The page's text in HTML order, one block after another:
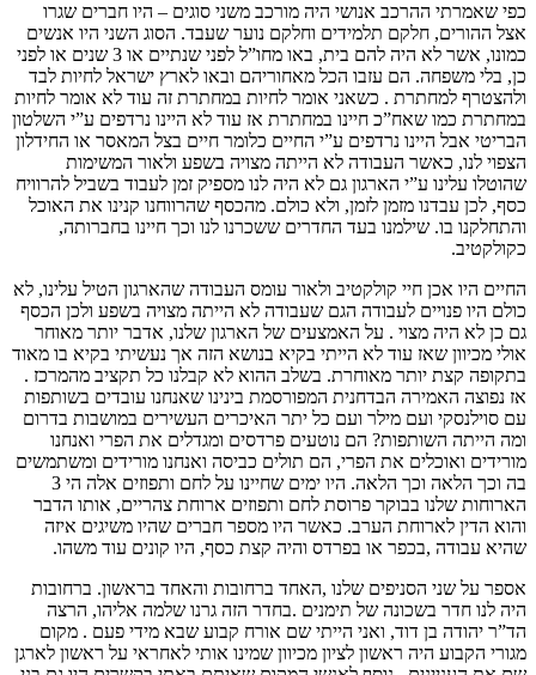
כפי שאמרתי ההרכב אנושי היה מורכב משני סוגים – היו חברים שגרו
אצל ההורים, חלקם תלמידים וחלקם נוער שעבד. הסוג השני היו אנשים
כמונו, אשר לא היה להם בית, באו מחו”ל לפני שנתיים או 3 שנים או לפני
כן, בלי משפחה. הם עזבו הכל מאחוריהם ובאו לארץ ישראל לחיות לבד
ולהצטרף למחתרת . כשאני אומר לחיות במחתרת זה עוד לא אומר לחיות
במחתרת כמו שאח”כ חיינו במחתרת אז עוד לא היינו נרדפים ע”י השלטון
הבריטי אבל היינו נרדפים ע”י החיים כלומר חיים בצל המאסר או החידלון
הצפוי לנו, כאשר העבודה לא הייתה מצויה בשפע ולאור המשימות
שהוטלו עלינו ע”י הארגון גם לא היה לנו מספיק זמן לעבוד בשביל להרוויח
כסף, לכן עבדנו מזמן לזמן, ולא כולם. מהכסף שהרווחנו קנינו את האוכל
והתחלקנו בו. שילמנו בעד החדרים ששכרנו לנו וכך חיינו בחברותה,
כקולקטיב.
החיים היו אכן חיי קולקטיב ולאור עומס העבודה שהארגון הטיל עלינו, לא
כולם היו פנויים לעבודה הגם שעבודה לא הייתה מצויה בשפע ולכן הכסף
גם כן לא היה מצוי . על האמצעים של הארגון שלנו, אדבר יותר מאוחר
אולי מכיוון שאז עוד לא הייתי בקיא בנושא הזה אך נעשיתי בקיא בו מאוד
בתקופה קצת יותר מאוחרת. בשלב ההוא לא קבלנו כל תקציב מהמרכז .
אז נפוצה האמירה הבדחנית המפורסמת בינינו שאנחנו עובדים בשותפות
עם סוילנסקי ועם מילר ועם כל יתר האיכרים העשירים במושבות בדרום
ומה הייתה השותפות? הם נוטעים פרדסים ומגדלים את הפרי ואנחנו
מורידים ואוכלים את הפרי, הם תולים כביסה ואנחנו מורידים ומשתמשים
בה וכך הלאה וכך הלאה. היו ימים שחיינו על לחם ותפוזים אלה הי 3
הארוחות שלנו בבוקר פרוסת לחם ותפוזים ארוחת צהריים, אותו הדבר
והוא הדין לארוחת הערב. כאשר היו מספר חברים שהיו משיגים איזה
שהיא עבודה ,בכפר או בפרדס והיה קצת כסף, היו קונים עוד משהו.
אספר על שני הסניפים שלנו ,האחד ברחובות והאחד בראשון. ברחובות
היה לנו חדר בשכונה של תימנים .בחדר הזה גרנו שלמה אליהו, הרצה
הד”ר יהודה בן דוד, ואני הייתי שם אורח קבוע שבא מידי פעם . מקום
מגורי הקבוע היה ראשון לציון מכיוון שמינו אותי לאחראי על ראשון לארגן